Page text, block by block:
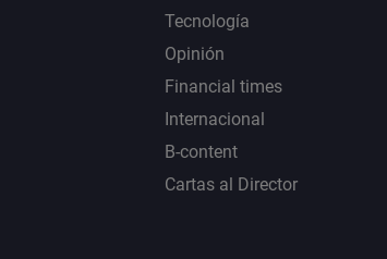
Tecnología
Opinión
Financial times
Internacional
B-content
Cartas al Director